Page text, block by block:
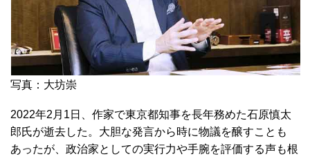
写真：大坊崇
2022年2月1日、作家で東京都知事を長年務めた石原慎太
郎氏が逝去した。大胆な発言から時に物議を醸すことも
あったが、政治家としての実行力や手腕を評価する声も根